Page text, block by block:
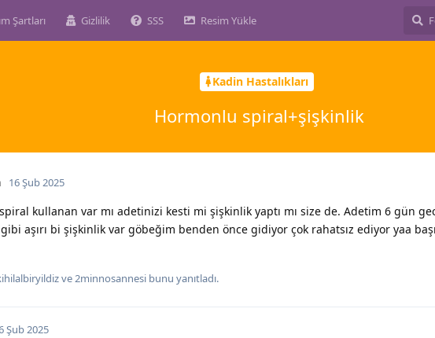
Şartları Gizlilik SSS Resim Yükle
Kadin Hastalıkları
Hormonlu spiral+şişkinlik
16 Şub 2025
kullanan var mı adetinizi kesti mi şişkinlik yaptı mı size de. Adetim 6 gün
aşırı bi şişkinlik var göbeğim benden önce gidiyor çok rahatsız ediyor yaa
ve2minnosannesi bunu yanıtladı.
Şub 2025